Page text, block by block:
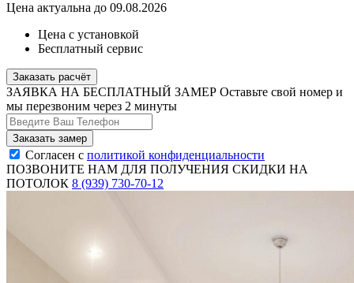
Цена актуальна до 09.08.2026
Цена с установкой
Бесплатный сервис
Заказать расчёт
ЗАЯВКА НА БЕСПЛАТНЫЙ ЗАМЕР Оставьте свой номер и
мы перезвоним через 2 минуты
Согласен с политикой конфиденциальности
ПОЗВОНИТЕ НАМ ДЛЯ ПОЛУЧЕНИЯ СКИДКИ НА
ПОТОЛОК 8 (939) 730-70-12